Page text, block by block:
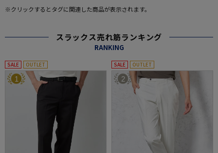
※クリックするとタグに関連した商品が表示されます。
スラックス売れ筋ランキング
RANKING
SALE OUTLET
1
SALE OUTLET
2